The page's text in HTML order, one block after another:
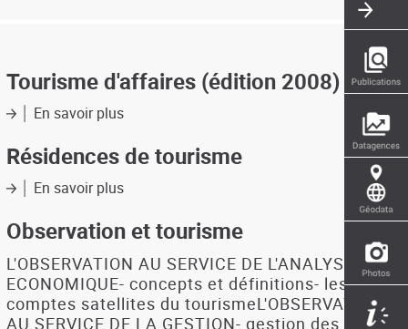
Tourisme d'affaires (édition 2008)
En savoir plussur
d'affaires
(édition
2008)
Résidences de tourisme
En savoir plussur
de
tourisme
Observation et tourisme
L'OBSERVATION AU SERVICE DE L'ANALYSE
ECONOMIQUE- concepts et définitions- les
comptes satellites du tourismeL'OBSERVATION
AU SERVICE DE LA GESTION- gestion des